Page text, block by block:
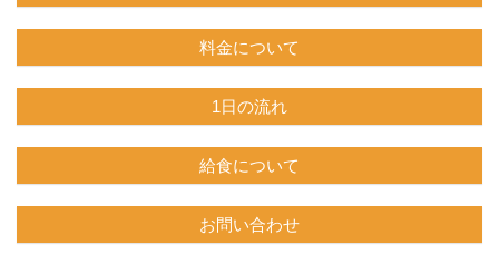
料金について
1日の流れ
給食について
お問い合わせ